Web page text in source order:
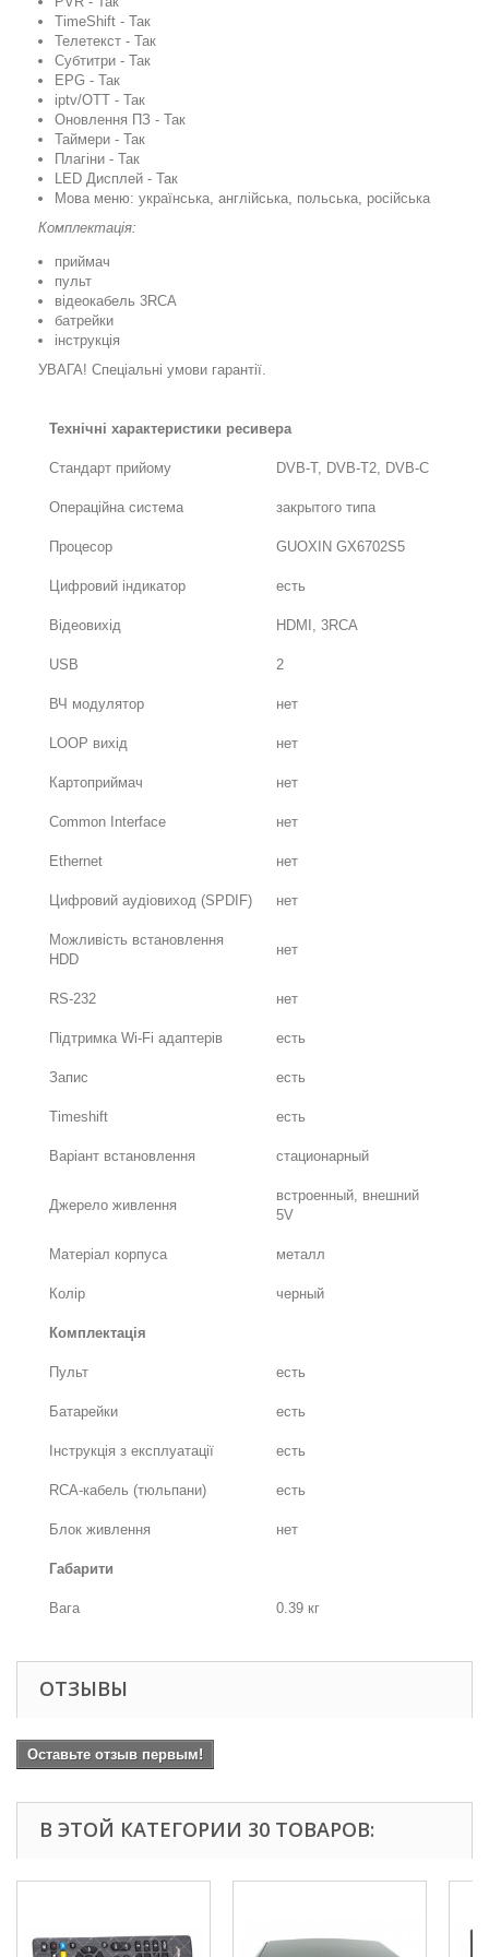
TimeShift - Так
Телетекст - Так
Субтитри - Так
EPG - Так
iptv/OTT - Так
Оновлення ПЗ - Так
Таймери - Так
Плагіни - Так
LED Дисплей - Так
Мова меню: українська, англійська, польська, російська
Комплектація:
приймач
пульт
відеокабель 3RCA
батрейки
інструкція
УВАГА! Спеціальні умови гарантії.
Технічні характеристики ресивера
Стандарт прийому DVB-T, DVB-T2, DVB-C
Операційна система закрытого типа
Процесор GUOXIN GX6702S5
Цифровий індикатор есть
Відеовихід HDMI, 3RCA
USB 2
ВЧ модулятор нет
LOOP вихід нет
Картоприймач нет
Common Interface нет
Ethernet нет
Цифровий аудіовиход (SPDIF) нет
Можливість встановлення
HDD
нет
RS-232 нет
Підтримка Wi-Fi адаптерів есть
Запис есть
Timeshift есть
Варіант встановлення стационарный
Джерело живлення
встроенный, внешний
5V
Матеріал корпуса металл
Колір черный
Комплектація
Пульт есть
Батарейки есть
Інструкція з експлуатації есть
RCA-кабель (тюльпани) есть
Блок живлення нет
Габарити
Вага 0.39 кг
ОТЗЫВЫ
Оставьте отзыв первым!
В ЭТОЙ КАТЕГОРИИ 30 ТОВАРОВ: